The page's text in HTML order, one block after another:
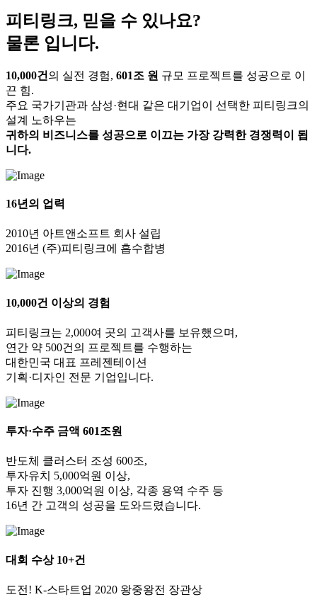
피티링크, 믿을 수 있나요?
물론 입니다.
10,000건 의 실전 경험, 601조 원 규모 프로젝트를 성공으로 이
끈 힘.
주요 국가기관과 삼성·현대 같은 대기업이 선택한 피티링크의
설계 노하우는
귀하의 비즈니스를 성공으로 이끄는 가장 강력한 경쟁력이 됩
니다.
16년의 업력
2010년 아트앤소프트 회사 설립
2016년 (주)피티링크에 흡수합병
10,000건 이상의 경험
피티링크는 2,000여 곳의 고객사를 보유했으며,
연간 약 500건의 프로젝트를 수행하는
대한민국 대표 프레젠테이션
기획·디자인 전문 기업입니다.
투자·수주 금액 601조원
반도체 클러스터 조성 600조,
투자유치 5,000억원 이상,
투자 진행 3,000억원 이상, 각종 용역 수주 등
16년 간 고객의 성공을 도와드렸습니다.
대회 수상 10+건
도전! K-스타트업 2020 왕중왕전 장관상